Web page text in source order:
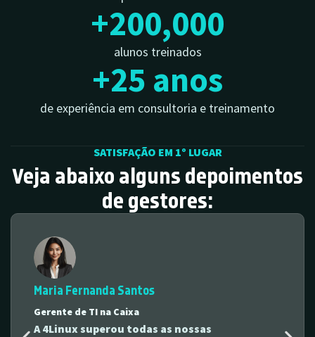
alunos treinados
+200,000
de experiência em consultoria e treinamento
+25 anos
SATISFAÇÃO EM 1º LUGAR
Veja abaixo alguns depoimentos
de gestores:
Maria Fernanda Santos
Gerente de TI na Caixa
A 4Linux superou todas as nossas